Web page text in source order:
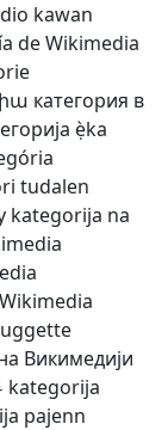
kawan
de Wikimedia
категория в
ẹ̀ka
tudalen
kategorija na
Викимедији
kategorija
pajenn